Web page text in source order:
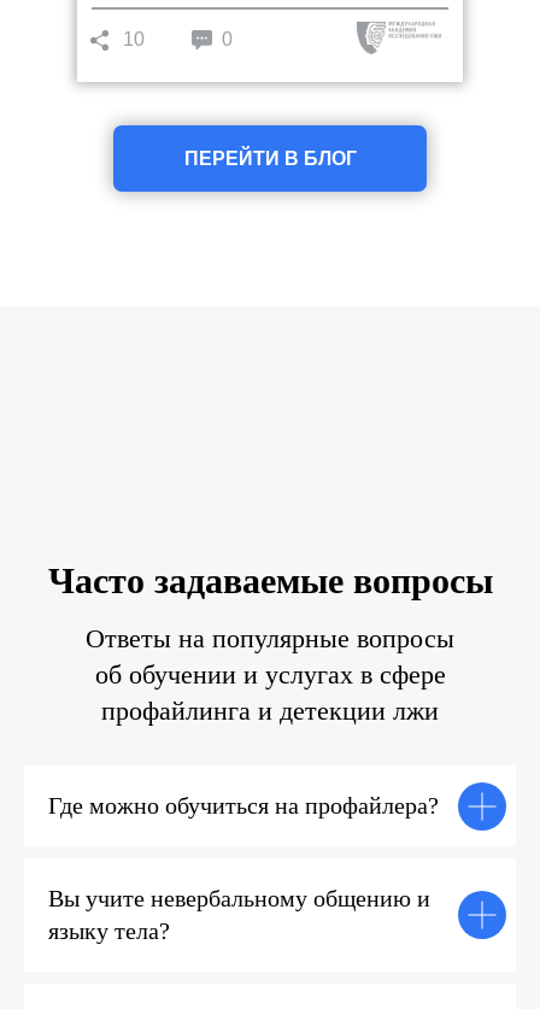
ПЕРЕЙТИ В БЛОГ
10 0
Часто задаваемые вопросы
Ответы на популярные вопросы
об обучении и услугах в сфере
профайлинга и детекции лжи
Где можно обучиться на профайлера?
Вы учите невербальному общению и
языку тела?